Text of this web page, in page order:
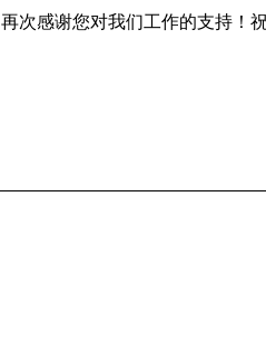
再次感谢您对我们工作的支持！